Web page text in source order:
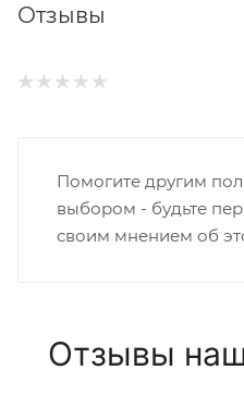
Отзывы
Помогите другим
выбором - будьте
своим мнением об
Отзывы